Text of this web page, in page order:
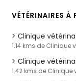
VÉTÉRINAIRES À
Clinique
1.14 kms de Clinique
Clinique
1.42 kms de Clinique